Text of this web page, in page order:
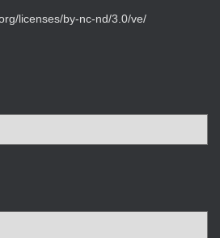
licenses/by-nc-nd/3.0/ve/